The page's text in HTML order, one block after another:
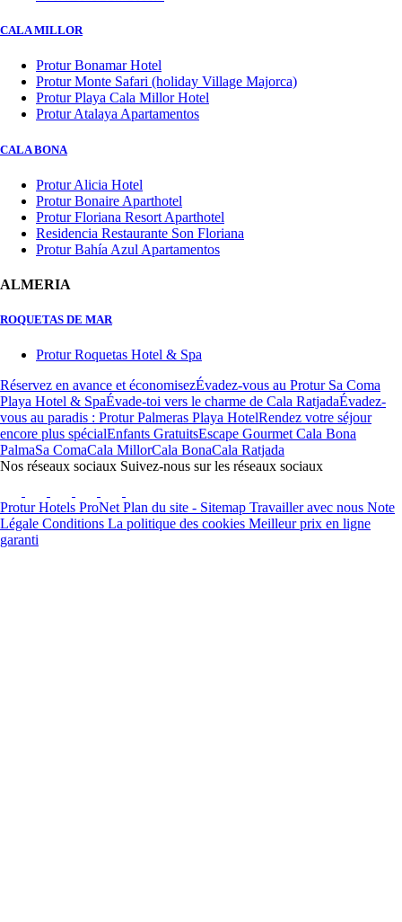
CALA MILLOR
Protur Bonamar Hotel
Protur Monte Safari (holiday Village Majorca)
Protur Playa Cala Millor Hotel
Protur Atalaya Apartamentos
CALA BONA
Protur Alicia Hotel
Protur Bonaire Aparthotel
Protur Floriana Resort Aparthotel
Residencia Restaurante Son Floriana
Protur Bahía Azul Apartamentos
ALMERIA
ROQUETAS DE MAR
Protur Roquetas Hotel & Spa
Réservez en avance et économisezÉvadez-vous au Protur Sa Coma
Playa Hotel & SpaÉvade-toi vers le charme de Cala RatjadaÉvadez-
vous au paradis : Protur Palmeras Playa HotelRendez votre séjour
encore plus spécialEnfants GratuitsEscape Gourmet Cala Bona
PalmaSa ComaCala MillorCala BonaCala Ratjada
Nos réseaux sociaux Suivez-nous sur les réseaux sociaux
Protur Hotels ProNet Plan du site - Sitemap Travailler avec nous Note
Légale Conditions La politique des cookies Meilleur prix en ligne
garanti